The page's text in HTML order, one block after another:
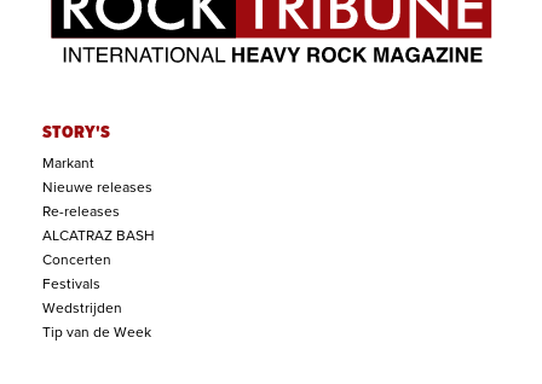
STORY'S
Markant
Nieuwe releases
Re-releases
ALCATRAZ BASH
Concerten
Festivals
Wedstrijden
Tip van de Week